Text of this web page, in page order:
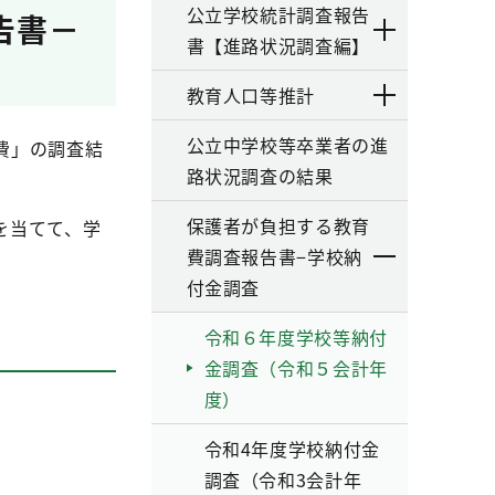
書－
」の調査結
当てて、学
公立学校統計調査報告
書【進路状況調査編】
教育人口等推計
公立中学校等卒業者の進
路状況調査の結果
保護者が負担する教育
費調査報告書−学校納
付金調査
令和６年度学校等納付
金調査（令和５会計年
度）
令和4年度学校納付金
調査（令和3会計年